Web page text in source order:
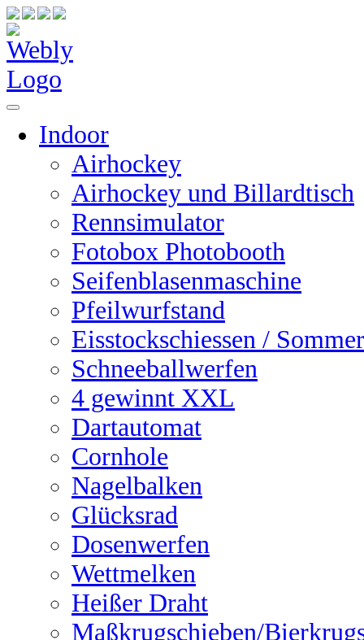
Indoor
Airhockey
Airhockey und Billardtisch
Rennsimulator
Fotobox Photobooth
Seifenblasenmaschine
Pfeilwurfstand
Eisstockschiessen /
Schneeballwerfen
4 gewinnt XXL
Dartautomat
Cornhole
Nagelbalken
Glücksrad
Dosenwerfen
Wettmelken
Heißer Draht
Maßkrugschieben/